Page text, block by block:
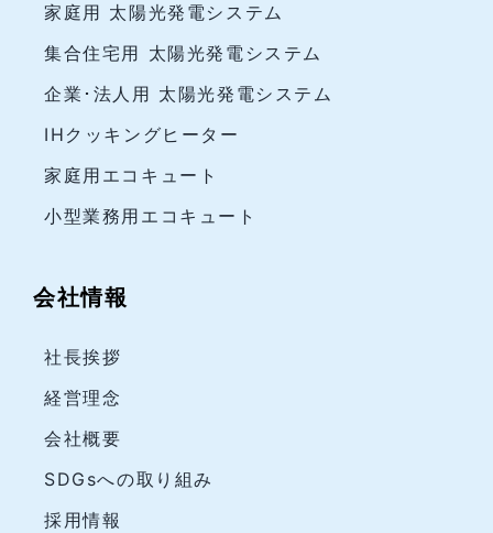
家庭用 太陽光発電システム
集合住宅用 太陽光発電システム
企業･法人用 太陽光発電システム
IHクッキングヒーター
家庭用エコキュート
小型業務用エコキュート
会社情報
社長挨拶
経営理念
会社概要
SDGsへの取り組み
採用情報